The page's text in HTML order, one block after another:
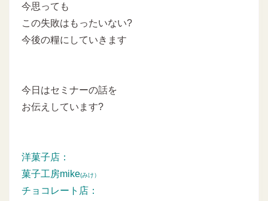
今思っても
この失敗はもったいない?
今後の糧にしていきます
今日はセミナーの話を
お伝えしています?
洋菓子店：
菓子工房mike(みけ）
チョコレート店：